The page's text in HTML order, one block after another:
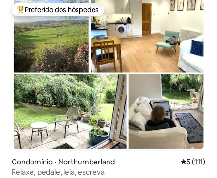
Entre os melhores preferidos dos hóspedes
Preferido dos hóspedes
Condomínio ⋅ Northumberland 5 de uma
5 (111)
Relaxe, pedale, leia, escreva